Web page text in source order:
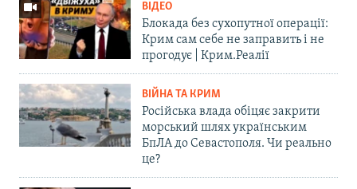
ВІДЕО
Блокада без сухопутної операції:
Крим сам себе не заправить і не
прогодує | Крим.Реалії
ВІЙНА ТА КРИМ
Російська влада обіцяє закрити
морський шлях українським
БпЛА до Севастополя. Чи реально
це?